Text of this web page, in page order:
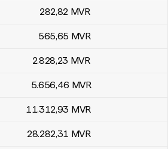
282,82 MVR
565,65 MVR
2.828,23 MVR
5.656,46 MVR
11.312,93 MVR
28.282,31 MVR